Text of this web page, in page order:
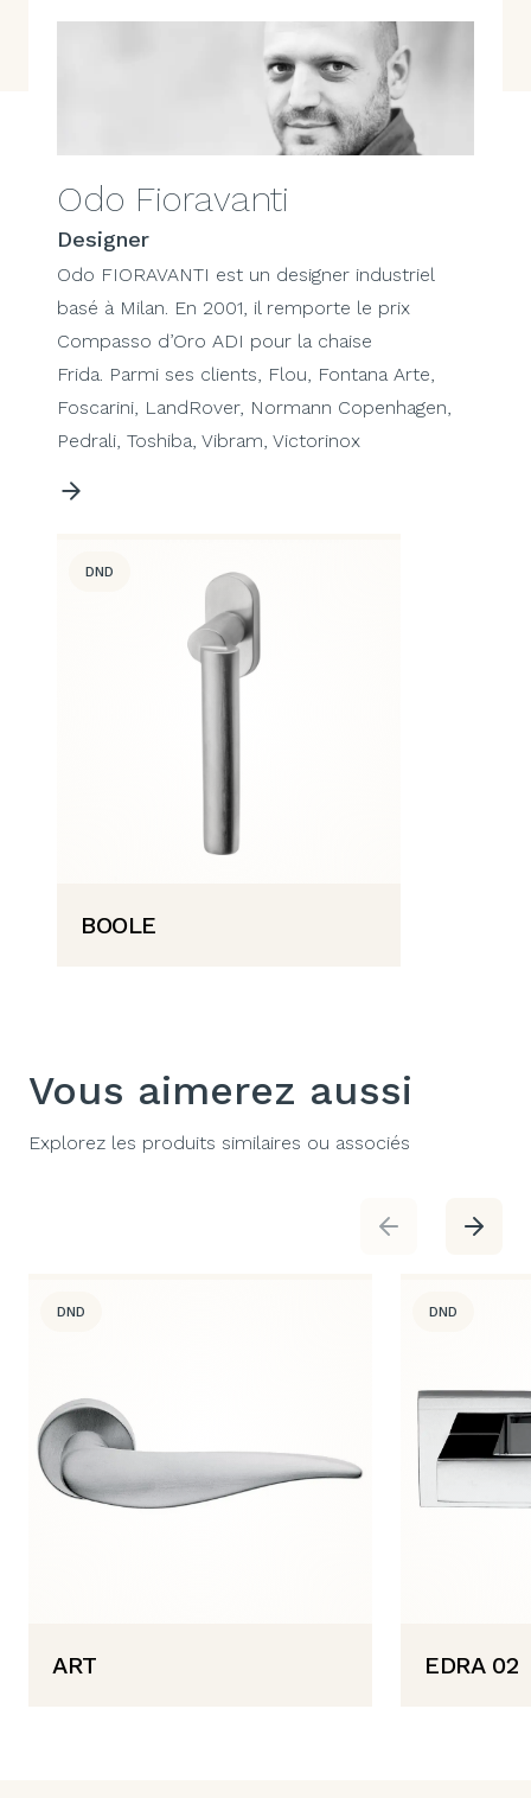
Odo Fioravanti
Designer
Odo FIORAVANTI est un designer industriel
basé à Milan. En 2001, il remporte le prix
Compasso d’Oro ADI pour la chaise
Frida. Parmi ses clients, Flou, Fontana Arte,
Foscarini, LandRover, Normann Copenhagen,
Pedrali, Toshiba, Vibram, Victorinox
DND
BOOLE
Vous aimerez aussi
Explorez les produits similaires ou associés
DND
ART
DND
EDRA 02